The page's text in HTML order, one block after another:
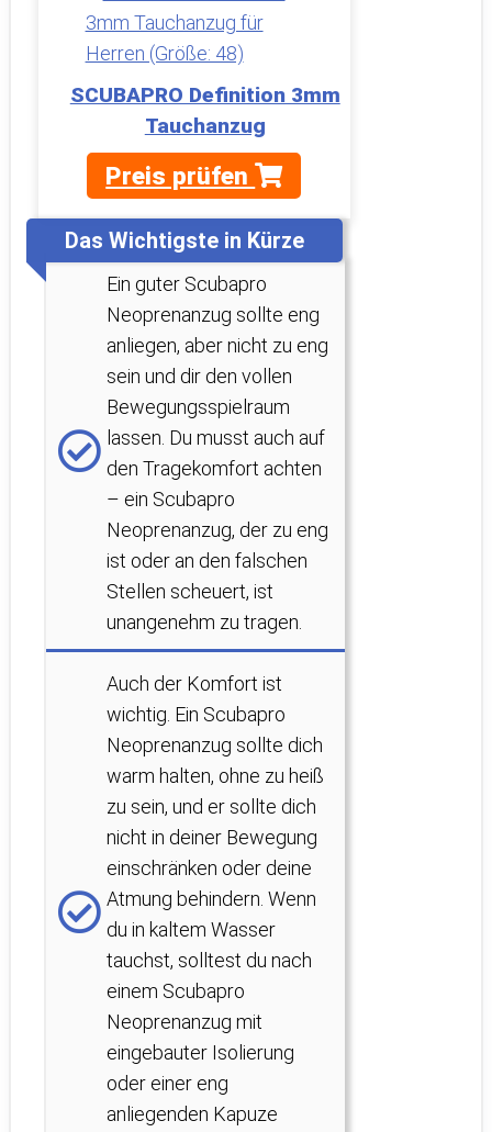
SCUBAPRO Definition 3mm
Tauchanzug
Preis prüfen
Das Wichtigste in Kürze
Ein guter Scubapro
Neoprenanzug sollte eng
anliegen, aber nicht zu eng
sein und dir den vollen
Bewegungsspielraum
lassen. Du musst auch auf
den Tragekomfort achten
– ein Scubapro
Neoprenanzug, der zu eng
ist oder an den falschen
Stellen scheuert, ist
unangenehm zu tragen.
Auch der Komfort ist
wichtig. Ein Scubapro
Neoprenanzug sollte dich
warm halten, ohne zu heiß
zu sein, und er sollte dich
nicht in deiner Bewegung
einschränken oder deine
Atmung behindern. Wenn
du in kaltem Wasser
tauchst, solltest du nach
einem Scubapro
Neoprenanzug mit
eingebauter Isolierung
oder einer eng
anliegenden Kapuze